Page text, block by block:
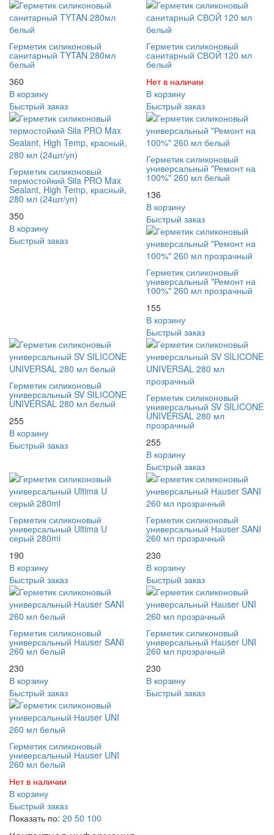
Герметик силиконовый
санитарный TYTAN 280мл
белый
360
В корзину
Быстрый заказ
Герметик силиконовый
санитарный СВОЙ 120 мл
белый
Нет в наличии
В корзину
Быстрый заказ
Герметик силиконовый
термостойкий Sila PRO Max
Sealant, High Temp, красный,
280 мл (24шт/уп)
350
В корзину
Быстрый заказ
Герметик силиконовый
универсальный "Ремонт на
100%" 260 мл белый
136
В корзину
Быстрый заказ
Герметик силиконовый
универсальный "Ремонт на
100%" 260 мл прозрачный
155
В корзину
Быстрый заказ
Герметик силиконовый
универсальный SV SILICONE
UNIVERSAL 280 мл белый
255
В корзину
Быстрый заказ
Герметик силиконовый
универсальный SV SILICONE
UNIVERSAL 280 мл
прозрачный
255
В корзину
Быстрый заказ
Герметик силиконовый
универсальный Ultima U
серый 280ml
190
В корзину
Быстрый заказ
Герметик силиконовый
универсальный Наuser SANI
260 мл прозрачный
230
В корзину
Быстрый заказ
Герметик силиконовый
универсальный Наuser SANI
260 мл белый
230
В корзину
Быстрый заказ
Герметик силиконовый
универсальный Наuser UNI
260 мл прозрачный
230
В корзину
Быстрый заказ
Герметик силиконовый
универсальный Наuser UNI
260 мл белый
Нет в наличии
В корзину
Быстрый заказ
Показать по: 20 50 100